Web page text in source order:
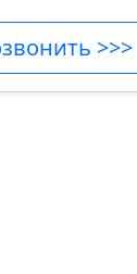
>>>